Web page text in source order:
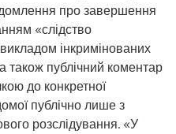
про завершення
«слідство
інкримінованих
також публічний коментар
до конкретної
публічно лише з
розслідування. «У